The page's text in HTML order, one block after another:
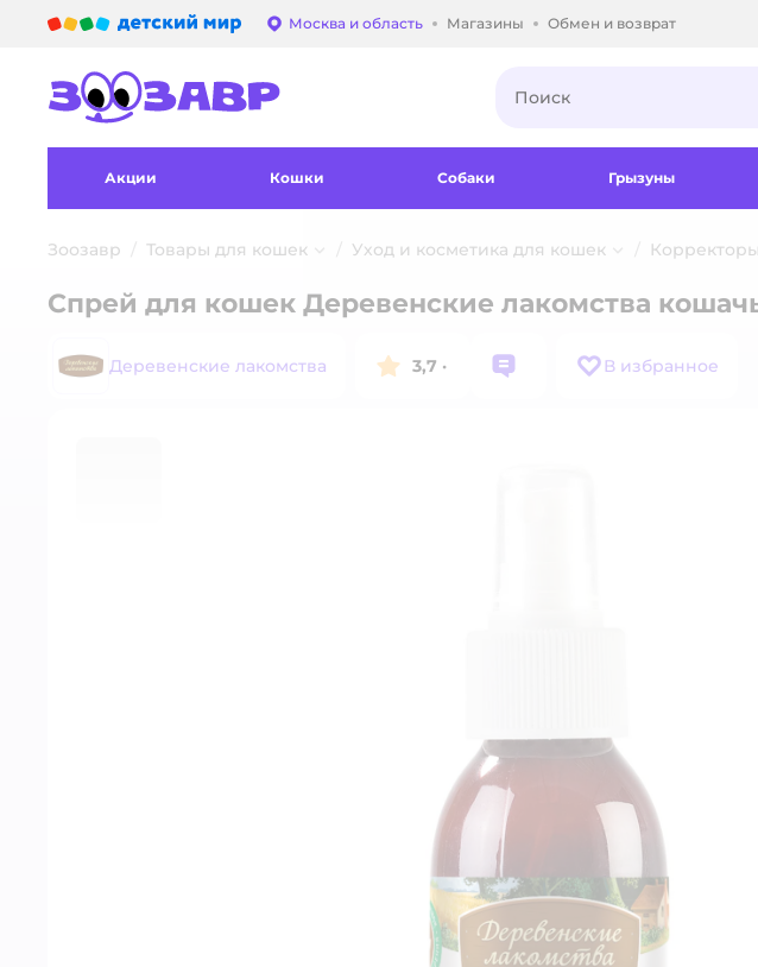
Выбор адреса доставки.
Москва и область Магазины Обмен и возврат
Акции Кошки Собаки Грызуны
Зоозавр Товары для кошек Уход и косметика для кошек
Спрей для кошек Деревенские лакомства
Деревенские лакомства 3,7 · В избранное